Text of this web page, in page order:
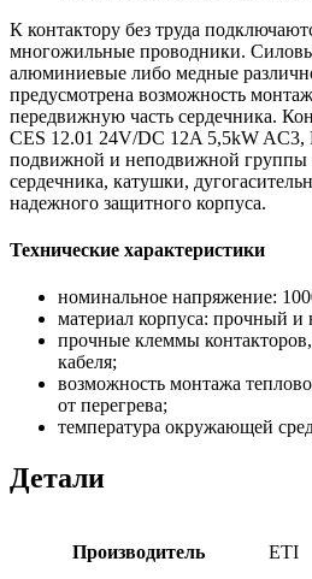
К контактору без труда
многожильные проводники.
алюминиевые либо медные
предусмотрена возможность
передвижную часть сердечника.
CES 12.01 24V/DC 12A 5,5kW AC3,
подвижной и неподвижной группы
сердечника, катушки,
надежного защитного корпуса.
Технические характеристики
номинальное напряжение:
материал корпуса: прочный и
прочные клеммы
кабеля;
возможность монтажа
от перегрева;
температура окружающей
Детали
Производитель ETI